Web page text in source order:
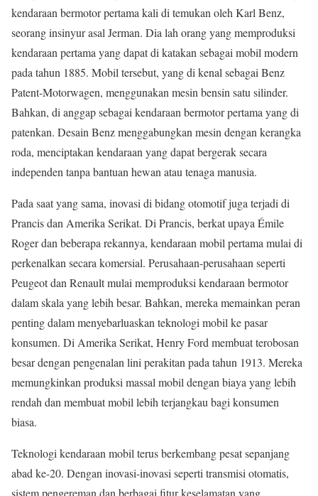
kendaraan bermotor pertama kali di temukan oleh Karl Benz,
seorang insinyur asal Jerman. Dia lah orang yang memproduksi
kendaraan pertama yang dapat di katakan sebagai mobil modern
pada tahun 1885. Mobil tersebut, yang di kenal sebagai Benz
Patent-Motorwagen, menggunakan mesin bensin satu silinder.
Bahkan, di anggap sebagai kendaraan bermotor pertama yang di
patenkan. Desain Benz menggabungkan mesin dengan kerangka
roda, menciptakan kendaraan yang dapat bergerak secara
independen tanpa bantuan hewan atau tenaga manusia.
Pada saat yang sama, inovasi di bidang otomotif juga terjadi di
Prancis dan Amerika Serikat. Di Prancis, berkat upaya Émile
Roger dan beberapa rekannya, kendaraan mobil pertama mulai di
perkenalkan secara komersial. Perusahaan-perusahaan seperti
Peugeot dan Renault mulai memproduksi kendaraan bermotor
dalam skala yang lebih besar. Bahkan, mereka memainkan peran
penting dalam menyebarluaskan teknologi mobil ke pasar
konsumen. Di Amerika Serikat, Henry Ford membuat terobosan
besar dengan pengenalan lini perakitan pada tahun 1913. Mereka
memungkinkan produksi massal mobil dengan biaya yang lebih
rendah dan membuat mobil lebih terjangkau bagi konsumen
biasa.
Teknologi kendaraan mobil terus berkembang pesat sepanjang
abad ke-20. Dengan inovasi-inovasi seperti transmisi otomatis,
sistem pengereman dan berbagai fitur keselamatan yang